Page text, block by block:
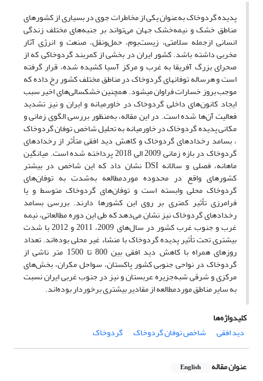
پدیده گردوخاک به‌عنوان یکی از مخاطرات جوی در بسیاری از کشورهای
مناطق خشک و نیمه‌خشک جهان می‌تواند بر جنبه‌های مختلف زندگی
انسانی ازجمله سلامتی، زیست‌بوم، حمل‌ونقل، صنعت و انرژی آثار
مخربی داشته باشد. کشور ایران در بخشی از کمربند گردوخاکی که از
صحرای بزرگ آفریقا به غرب و مرکز آسیا کشیده شده، قرار گرفته
است و هرساله توفان‏های گردوخاک در مناطق مختلف کشور رخ داده که
موجب بروز خسارات فراوان می‏شود. همچنین خشکسالی‌های اخیر سبب
ایجاد کانون‌های داخلی گردوخاک در خاورمیانه و ایران و نیز تشدید
فعالیت آن‌ها شده است. در این مقاله، به‌منظور بررسی الگوی زمانی و
مکانی پدیده گردوخاک در خاورمیانه به تحلیل شاخص توفان گردوخاک
، بسامد رخدادهای گردوخاک و کاهش دید افقی متأثر از رخدادهای
گردوخاک در بازه زمانی 2009 الی 2018 پرداخته شده است. میانگین
ماهانه، فصلی و سالانه DSI نشان داد که این شاخص در بیشتر
کشورهای واقع در محدوده موردمطالعه به‌شدت به توفان‌های
گردوخاک محلی وابسته است و توفان‌های گردوخاک متوسط و یا
فرامرزی تأثیر کمتری بر روی این کشورها دارند. بررسی بسامد
رخدادهای گردوخاک نیز نشان می‌دهد که طی این دوره مطالعاتی، نیمه
غرب و جنوب غرب کشور در سال‌های 2009، 2011 و 2012 با شدت
بیشتری تحت تأثیر پدیده گردوخاک با منشاء غیر محلی بوده‌اند. تعداد
روزهای همراه با کاهش دید افقی بین 800 تا 1500 متر ناشی از
گردوخاک در نواحی جنوبی کشور پاکستان، سواحل مکران، بخش‌های
مرکزی و شرقی شبه‌جزیره عربستان و نیز در جنوب غربی ایران نسبت
به سایر مناطق موردمطالعه از مقادیر بیشتری برخوردار بوده‌اند.
کلیدواژه‌ها
دید افقی
شاخص توفان گردوخاک گردوخاک
عنوان مقاله English